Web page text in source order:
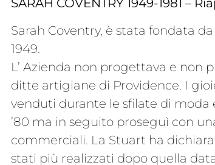
SARAH COVENTRY 1949-1981 –
Sarah Coventry, è stata fondata
1949.
L’ Azienda non progettava e non
ditte artigiane di Providence. I
venduti durante le sfilate di moda
’80 ma in seguito proseguì con
commerciali. La Stuart ha
stati più realizzati dopo quella